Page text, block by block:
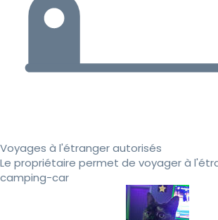
Voyages à l'étranger autorisés
Le propriétaire permet de voyager à
camping-car